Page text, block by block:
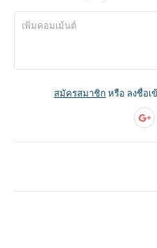
สมัครสมาชิก หรือ ลงชื่อ